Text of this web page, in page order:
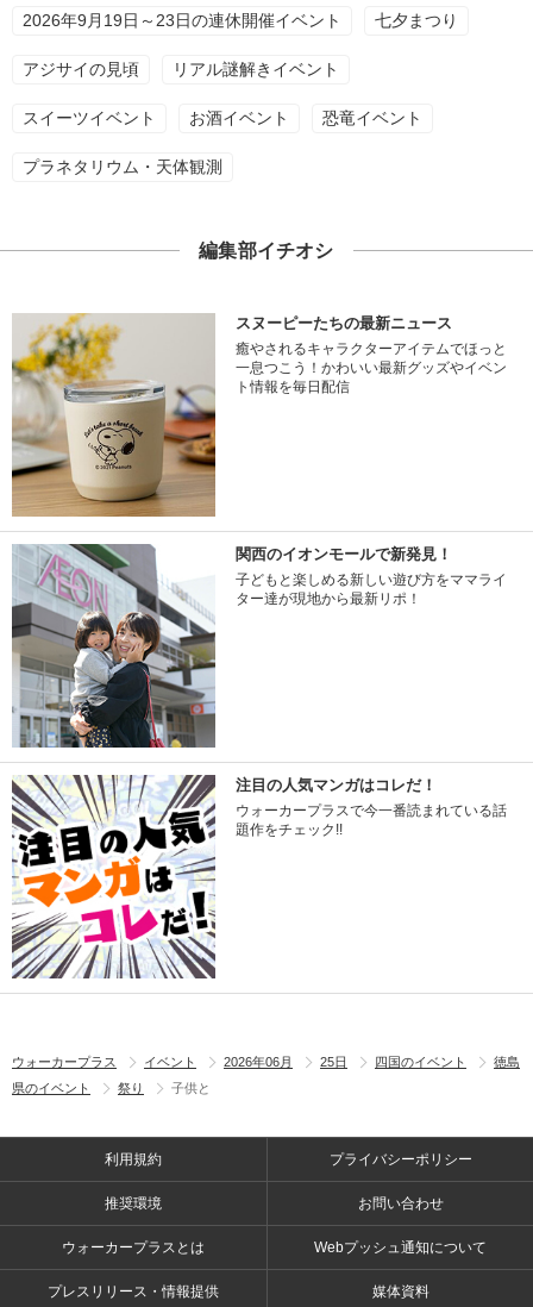
2026年9月19日～23日の連休開催イベント 七夕まつり
アジサイの見頃 リアル謎解きイベント
スイーツイベント お酒イベント 恐竜イベント
プラネタリウム・天体観測
編集部イチオシ
スヌーピーたちの最新ニュース
癒やされるキャラクターアイテムでほっと
一息つこう！かわいい最新グッズやイベン
ト情報を毎日配信
関西のイオンモールで新発見！
子どもと楽しめる新しい遊び方をママライ
ター達が現地から最新リポ！
注目の人気マンガはコレだ！
ウォーカープラスで今一番読まれている話
題作をチェック!!
ウォーカープラス イベント 2026年06月 25日 四国のイベント
徳島
県のイベント
祭り 子供と
利用規約 プライバシーポリシー
推奨環境 お問い合わせ
ウォーカープラスとは Webプッシュ通知について
プレスリリース・情報提供 媒体資料